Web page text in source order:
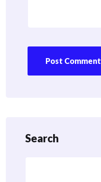
Post Comment
Search